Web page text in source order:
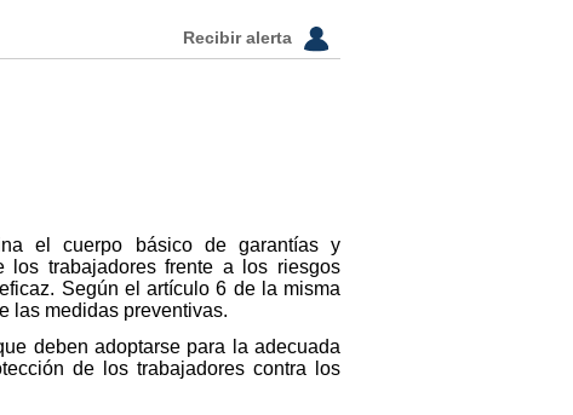
Recibir alerta
el cuerpo básico de garantías y
los trabajadores frente a los riesgos
Según el artículo 6 de la misma
las medidas preventivas.
deben adoptarse para la adecuada
de los trabajadores contra los